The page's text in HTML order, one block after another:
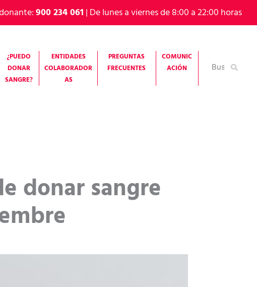
900 234 061 | De lunes a viernes de 8:00 a 22:00 horas
¿PUEDO
DONAR
SANGRE?
ENTIDADES
COLABORADOR
AS
PREGUNTAS
FRECUENTES
COMUNIC
ACIÓN
Buscar
donar sangre